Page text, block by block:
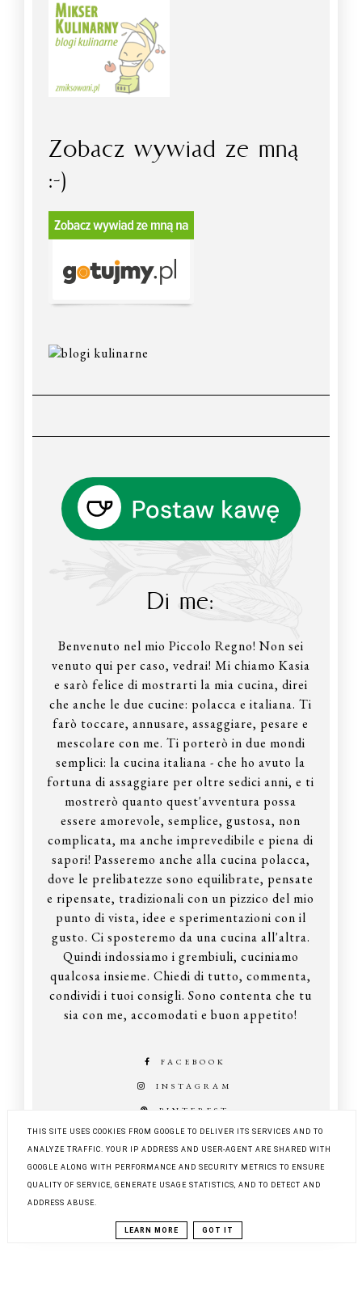
Zobacz wywiad ze mną
:-)
Di me:
Benvenuto nel mio Piccolo Regno! Non sei
venuto qui per caso, vedrai! Mi chiamo Kasia
e sarò felice di mostrarti la mia cucina, direi
che anche le due cucine: polacca e italiana. Ti
farò toccare, annusare, assaggiare, pesare e
mescolare con me. Ti porterò in due mondi
semplici: la cucina italiana - che ho avuto la
fortuna di assaggiare per oltre sedici anni, e ti
mostrerò quanto quest'avventura possa
essere amorevole, semplice, gustosa, non
complicata, ma anche imprevedibile e piena di
sapori! Passeremo anche alla cucina polacca,
dove le prelibatezze sono equilibrate, pensate
e ripensate, tradizionali con un pizzico del mio
punto di vista, idee e sperimentazioni con il
gusto. Ci sposteremo da una cucina all'altra.
Quindi indossiamo i grembiuli, cuciniamo
qualcosa insieme. Chiedi di tutto, commenta,
condividi i tuoi consigli. Sono contenta che tu
sia con me, accomodati e buon appetito!
FACEBOOK
INSTAGRAM
PINTEREST
BLOG DESIGN: KAROGRAFIA.PL
THIS SITE USES COOKIES FROM GOOGLE TO DELIVER ITS SERVICES AND TO
ANALYZE TRAFFIC. YOUR IP ADDRESS AND USER-AGENT ARE SHARED WITH
GOOGLE ALONG WITH PERFORMANCE AND SECURITY METRICS TO ENSURE
QUALITY OF SERVICE, GENERATE USAGE STATISTICS, AND TO DETECT AND
ADDRESS ABUSE.
LEARN MORE GOT IT